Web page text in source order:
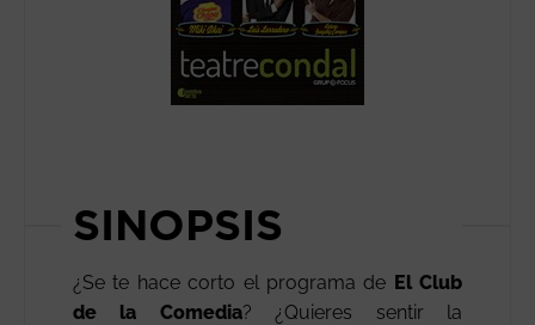
SINOPSIS
¿Se te hace corto el programa de El Club
de la Comedia? ¿Quieres sentir la